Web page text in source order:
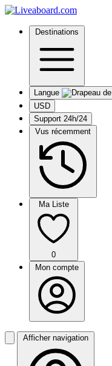
Destinations
Langue
USD
Support 24h/24
Vus récemment
Ma Liste
0
Mon compte
Afficher navigation